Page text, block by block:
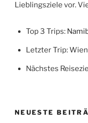
Lieblingsziele vor.
Top 3 Trips:
Letzter Trip:
Nächstes
NEUESTE